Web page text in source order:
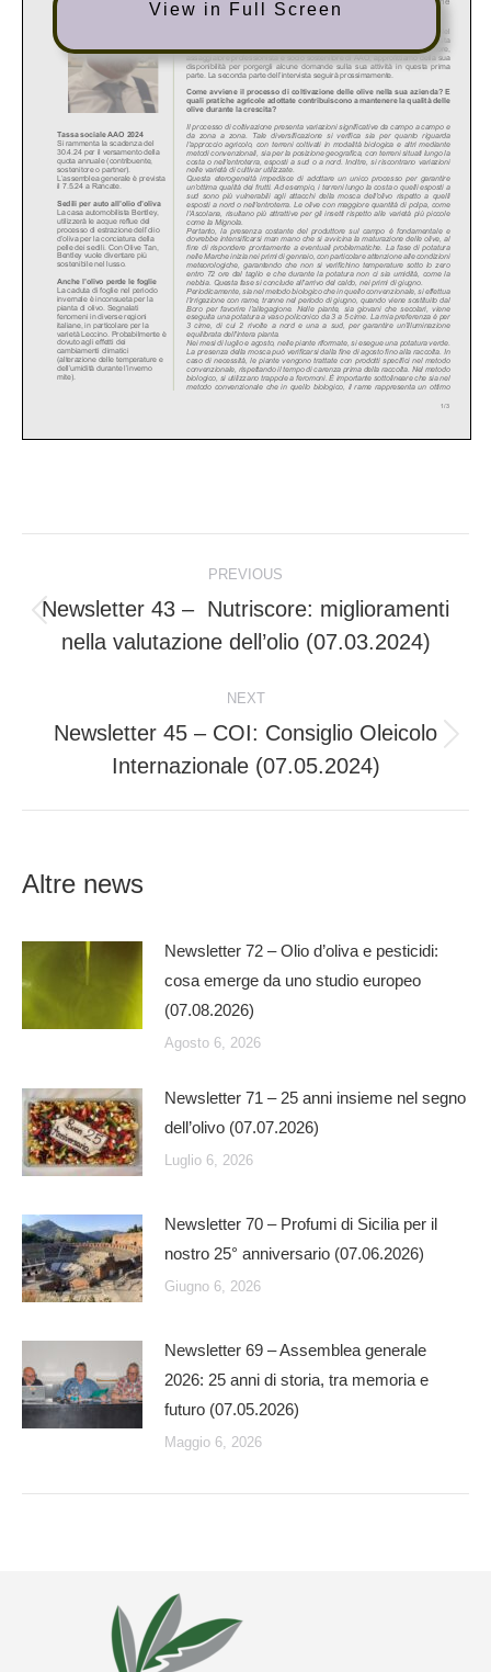
View in Full Screen
navigation
PREVIOUS
post:
Newsletter 43 – Nutriscore: miglioramenti
nella valutazione dell’olio (07.03.2024)
NEXT
post:
Newsletter 45 – COI: Consiglio Oleicolo
Internazionale (07.05.2024)
Altre news
Newsletter 72 – Olio d’oliva e pesticidi:
cosa emerge da uno studio europeo
(07.08.2026)
Agosto 6, 2026
Newsletter 71 – 25 anni insieme nel segno
dell’olivo (07.07.2026)
Luglio 6, 2026
Newsletter 70 – Profumi di Sicilia per il
nostro 25° anniversario (07.06.2026)
Giugno 6, 2026
Newsletter 69 – Assemblea generale
2026: 25 anni di storia, tra memoria e
futuro (07.05.2026)
Maggio 6, 2026